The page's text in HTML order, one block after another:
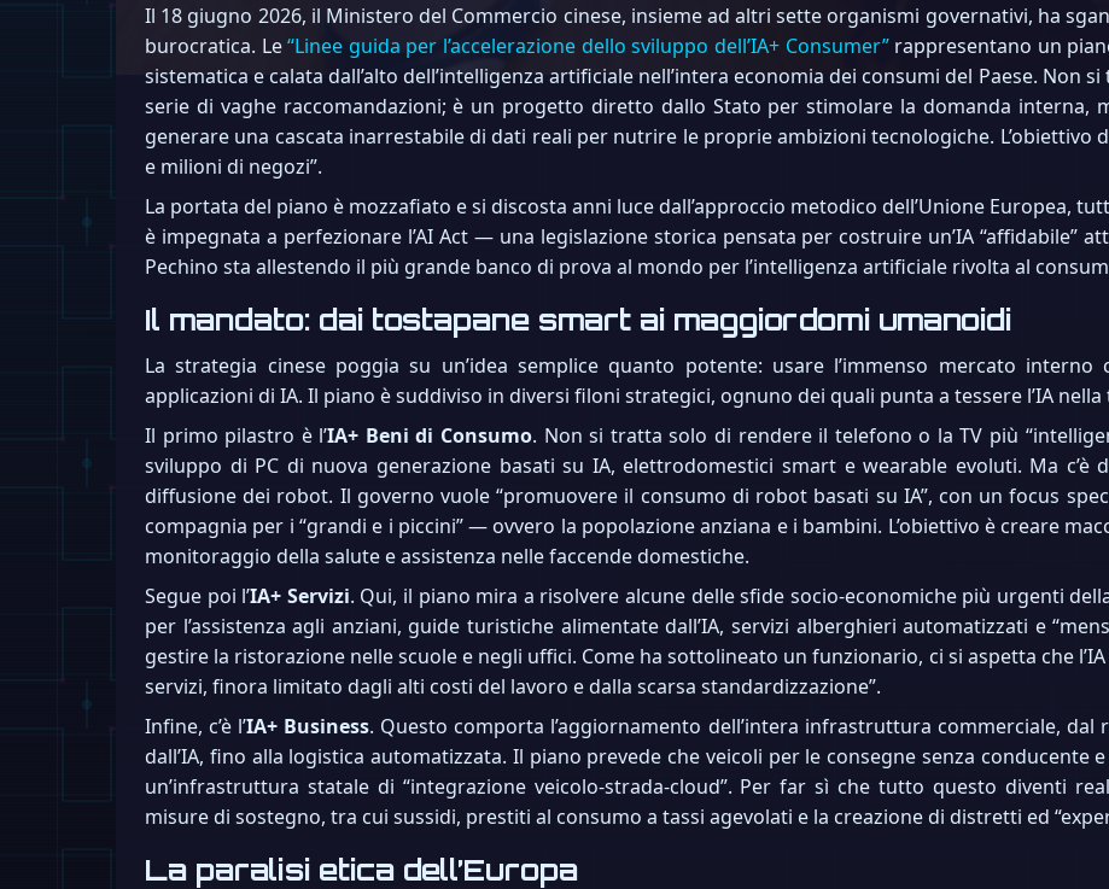
Il 18 giugno 2026, il Ministero del Commercio cinese, insieme ad altri sette organismi governativi, ha
burocratica. Le“Linee guida per l’accelerazione dello sviluppo dell’IA+ Consumer”rappresentano un
sistematica e calata dall’alto dell’intelligenza artificiale nell’intera economia dei consumi del Paese. Non
serie di vaghe raccomandazioni; è un progetto diretto dallo Stato per stimolare la domanda interna,
generare una cascata inarrestabile di dati reali per nutrire le proprie ambizioni tecnologiche. L’obiettivo
e milioni di negozi”.
La portata del piano è mozzafiato e si discosta anni luce dall’approccio metodico dell’Unione Europea,
è impegnata a perfezionare l’AI Act — una legislazione storica pensata per costruire un’IA “affidabile”
Pechino sta allestendo il più grande banco di prova al mondo per l’intelligenza artificiale rivolta al
Il mandato: dai tostapane smart ai maggiordomi umanoidi
La strategia cinese poggia su un’idea semplice quanto potente: usare l’immenso mercato
applicazioni di IA. Il piano è suddiviso in diversi filoni strategici, ognuno dei quali punta a tessere l’IA
Il primo pilastro è l’IA+ Beni di Consumo. Non si tratta solo di rendere il telefono o la TV più
sviluppo di PC di nuova generazione basati su IA, elettrodomestici smart e wearable evoluti. Ma
diffusione dei robot. Il governo vuole “promuovere il consumo di robot basati su IA”, con un focus
compagnia per i “grandi e i piccini” — ovvero la popolazione anziana e i bambini. L’obiettivo è creare
monitoraggio della salute e assistenza nelle faccende domestiche.
Segue poi l’IA+ Servizi. Qui, il piano mira a risolvere alcune delle sfide socio-economiche più urgenti
per l’assistenza agli anziani, guide turistiche alimentate dall’IA, servizi alberghieri automatizzati e
gestire la ristorazione nelle scuole e negli uffici. Come ha sottolineato un funzionario, ci si aspetta che
servizi, finora limitato dagli alti costi del lavoro e dalla scarsa standardizzazione”.
Infine, c’è l’IA+ Business. Questo comporta l’aggiornamento dell’intera infrastruttura commerciale, dal
dall’IA, fino alla logistica automatizzata. Il piano prevede che veicoli per le consegne senza
un’infrastruttura statale di “integrazione veicolo-strada-cloud”. Per far sì che tutto questo diventi
misure di sostegno, tra cui sussidi, prestiti al consumo a tassi agevolati e la creazione di distretti ed
La paralisi etica dell’Europa